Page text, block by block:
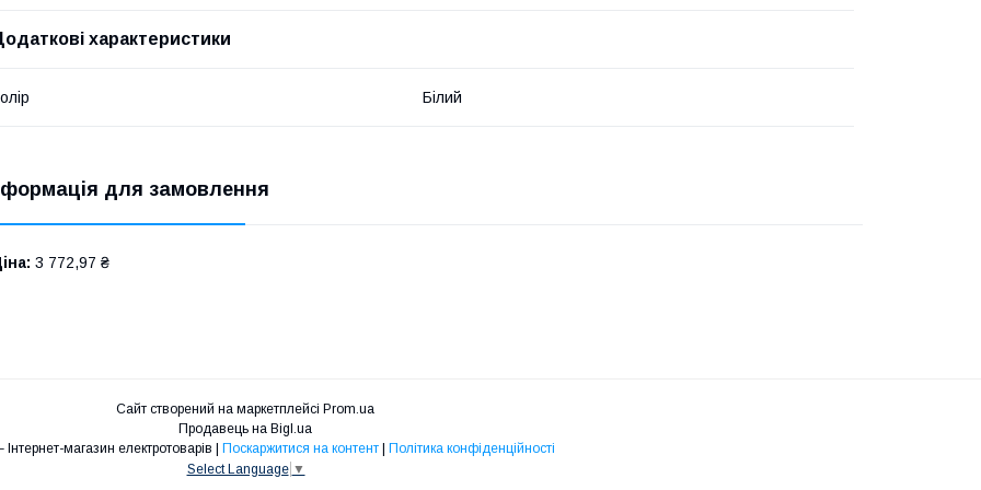
характеристики
Білий
для замовлення
3 772,97 ₴
Сайт створений на маркетплейсі Prom.ua
Продавець на Bigl.ua
ENERGY – Інтернет-магазин електротоварів | Поскаржитися на контент | Політика конфіденційності
Select Language ▼